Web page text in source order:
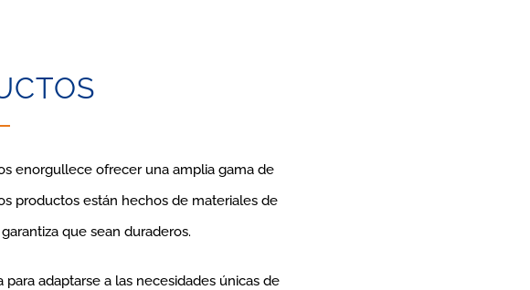
enorgullece ofrecer una amplia gama de
productos están hechos de materiales de
que sean duraderos.
adaptarse a las necesidades únicas de